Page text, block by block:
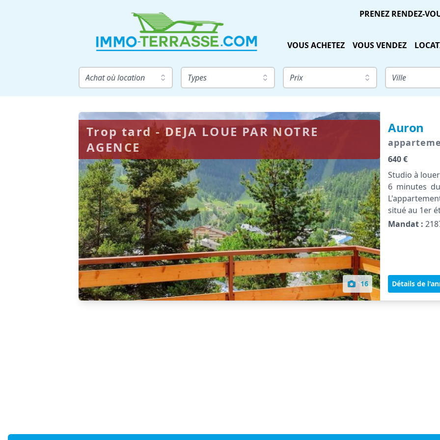
PRENEZ RENDEZ-
VOUS ACHETEZ VOUS VENDEZ
Achat où location Types Prix Ville
16
Trop tard - DEJA LOUE PAR NOTRE
AGENCE
Auron
640 €
Studio à
6 minutes
situé au 1er
Mandat :
Détails de